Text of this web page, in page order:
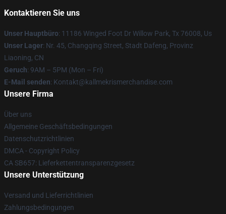
Kontaktieren Sie uns
Unser Hauptbüro: 11186 Winged Foot Dr Willow Park, Tx 76008, Us
Unser Lager: Nr. 45, Changqing Street, Stadt Dafeng, Provinz
Liaoning, CN
Geruch: 9AM – 5PM (Mon – Fri)
E-Mail senden: Kontakt@kallmekrismerchandise.com
Unsere Firma
Über uns
Allgemeine Geschäftsbedingungen
Datenschutzrichtlinien
DMCA - Copyright Policy
CA SB657: Lieferkettentransparenzgesetz
Unsere Unterstützung
Versand und Lieferrichtlinien
Zahlungsbedingungen